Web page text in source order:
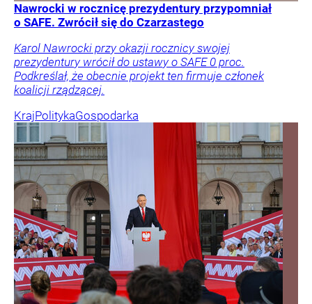
Nawrocki w rocznicę prezydentury przypomniał
o SAFE. Zwrócił się do Czarzastego
Karol Nawrocki przy okazji rocznicy swojej
prezydentury wrócił do ustawy o SAFE 0 proc.
Podkreślał, że obecnie projekt ten firmuje członek
koalicji rządzącej.
KrajPolitykaGospodarka